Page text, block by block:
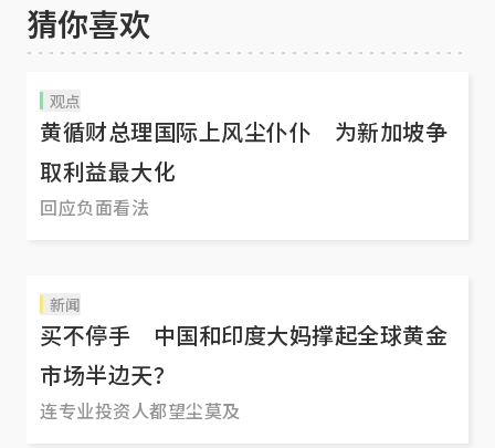
猜你喜欢
观点
黄循财总理国际上风尘仆仆 为新加坡争
取利益最大化
回应负面看法
新闻
买不停手 中国和印度大妈撑起全球黄金
市场半边天？
连专业投资人都望尘莫及